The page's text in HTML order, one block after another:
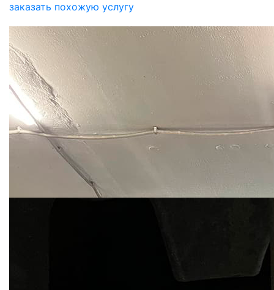
заказать похожую услугу